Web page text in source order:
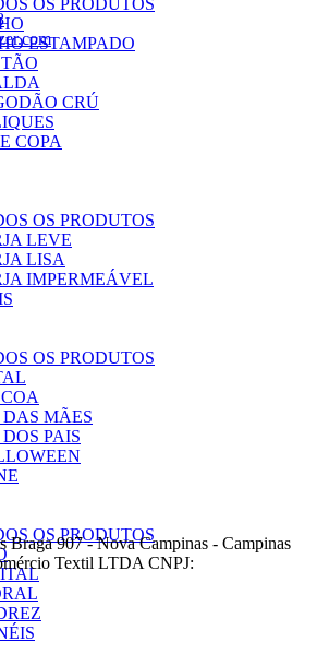
OS PRODUTOS
ESTAMPADO
CRÚ
COPA
OS PRODUTOS
LEVE
LISA
IMPERMEÁVEL
OS PRODUTOS
MÃES
PAIS
OS PRODUTOS
Braga 907-Nova Campinas - Campinas
Textil LTDA CNPJ: